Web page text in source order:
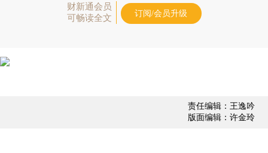
财新通会员
可畅读全文
订阅/会员升级
责任编辑：王逸吟
版面编辑：许金玲